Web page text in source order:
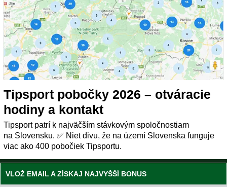
Tipsport pobočky 2026 – otváracie
hodiny a kontakt
Tipsport patrí k najväčším stávkovým spoločnostiam
na Slovensku. ✅ Niet divu, že na území Slovenska funguje
viac ako 400 pobočiek Tipsportu.
VLOŽ EMAIL A ZÍSKAJ NAJVYŠŠÍ BONUS